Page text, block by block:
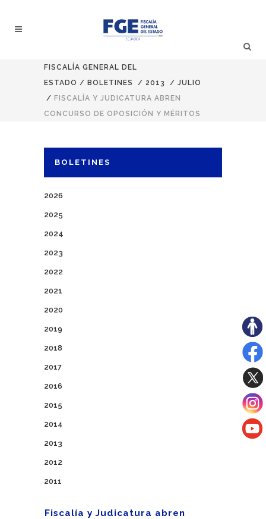
FISCALÍA GENERAL DEL
ESTADO / BOLETINES / 2013 / JULIO
/ FISCALÍA Y JUDICATURA ABREN
CONCURSO DE OPOSICIÓN Y MÉRITOS
BOLETINES
2026
2025
2024
2023
2022
2021
2020
2019
2018
2017
2016
2015
2014
2013
2012
2011
Fiscalía y Judicatura abren